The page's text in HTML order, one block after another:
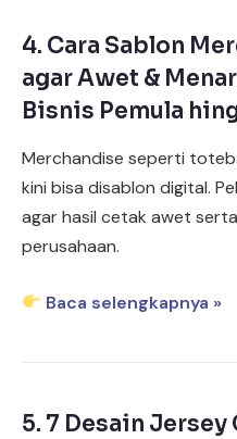
4. Cara Sablon
agar Awet &
Bisnis Pemula
Merchandise seperti
kini bisa disablon digital.
agar hasil cetak awet
perusahaan.
Baca selengkapnya »
5. 7 Desain Jersey